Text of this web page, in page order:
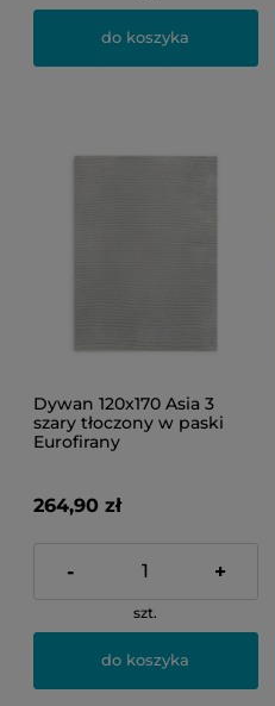
do koszyka
Dywan 120x170 Asia 3
szary tłoczony w paski
Eurofirany
264,90 zł
- +
szt.
do koszyka